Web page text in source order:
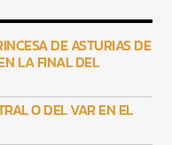
DE ASTURIAS DE
LA FINAL DEL
O DEL VAR EN EL